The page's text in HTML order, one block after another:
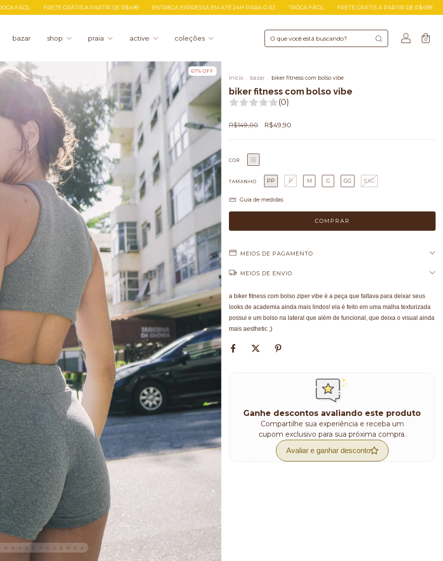
GRÁTIS A PARTIR DE R$499 ENTREGA EXPRESSA EM ATÉ 24H PARA O RJ TROCA FÁCIL FRETE GRÁTIS A PARTIR DE R$499 ENTREGA
bazar shop praia active coleções 0
67% OFF
Início . bazar . biker fitness com bolso vibe
biker fitness com bolso vibe
(0)
R$149,00 R$49,90
COR
TAMANHO PP P M G GG EXG
Guia de medidas
MEIOS DE PAGAMENTO
MEIOS DE ENVIO
a biker fitness com bolso ziper vibe é a peça que faltava para deixar seus
looks de academia ainda mais lindos! ela é feito em uma malha texturizada
possui e um bolso na lateral que além de funcional, que deixa o visual ainda
mais aesthetic ;)
Ganhe descontos avaliando este produto
Compartilhe sua experiência e receba um
cupom exclusivo para sua próxima compra.
Avaliar e ganhar desconto